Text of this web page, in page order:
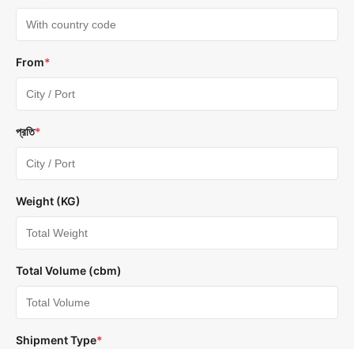
From*
প্রতি*
Weight (KG)
Total Volume (cbm)
Shipment Type*